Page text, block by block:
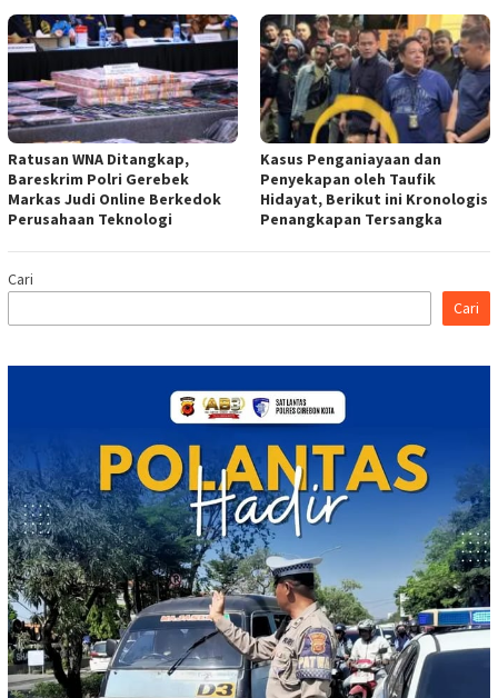
Ratusan WNA Ditangkap,
Bareskrim Polri Gerebek
Markas Judi Online Berkedok
Perusahaan Teknologi
Kasus Penganiayaan dan
Penyekapan oleh Taufik
Hidayat, Berikut ini Kronologis
Penangkapan Tersangka
Cari
Cari